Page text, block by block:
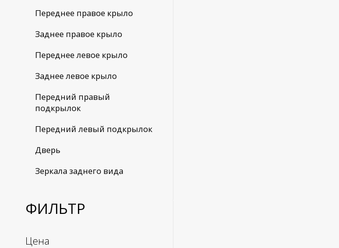
Переднее правое крыло
Заднее правое крыло
Переднее левое крыло
Заднее левое крыло
Передний правый
подкрылок
Передний левый подкрылок
Дверь
Зеркала заднего вида
ФИЛЬТР
Цена